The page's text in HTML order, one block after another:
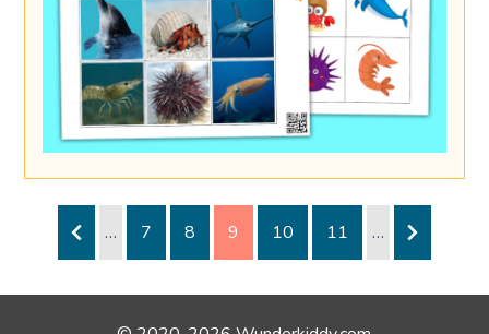
… 7 8 9 10 11 …